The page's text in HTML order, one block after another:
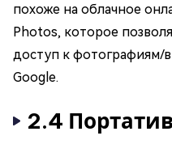
похоже на облачное
Photos, которое
доступ к фотографиям/
Google.
2.4